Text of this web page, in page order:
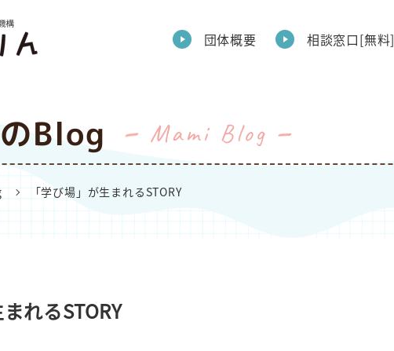
団体概要 相談窓口[無料]
Blog Mami Blog
「学び場」が生まれるSTORY
れるSTORY